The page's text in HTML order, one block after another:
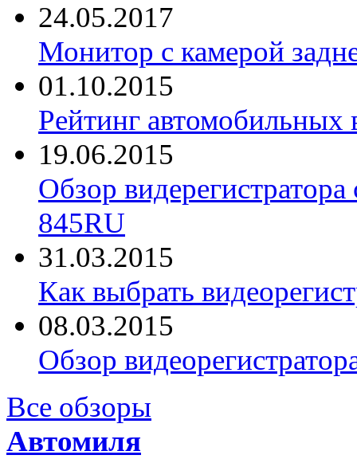
24.05.2017
Монитор с камерой
01.10.2015
Рейтинг автомобильных
19.06.2015
Обзор
845RU
31.03.2015
Как выбрать
08.03.2015
Обзор
Все обзоры
Автомиля